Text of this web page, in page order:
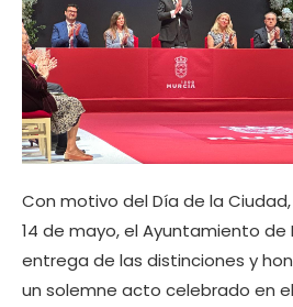
Con motivo del Día de la
14 de mayo, el Ayuntamiento de
entrega de las distinciones y
un solemne acto celebrado en